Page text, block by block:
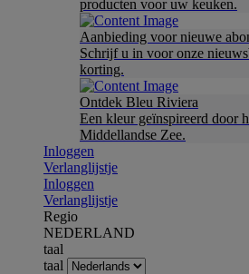
producten voor uw keuken.
Aanbieding voor nieuwe
Schrijf u in voor onze
korting.
Ontdek Bleu Riviera
Een kleur geïnspireerd door
Middellandse Zee.
Inloggen
Verlanglijstje
Inloggen
Verlanglijstje
Regio
NEDERLAND
taal
taal